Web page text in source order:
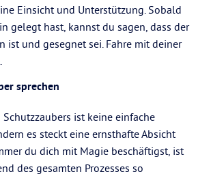
Einsicht und Unterstützung. Sobald
gelegt hast, kannst du sagen, dass der
ist und gesegnet sei. Fahre mit deiner
sprechen
Schutzzaubers ist keine einfache
es steckt eine ernsthafte Absicht
du dich mit Magie beschäftigst, ist
des gesamten Prozesses so